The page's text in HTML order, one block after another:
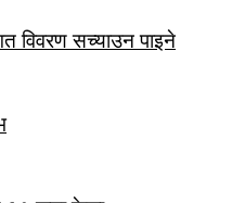
विवरण सच्याउन पाइने